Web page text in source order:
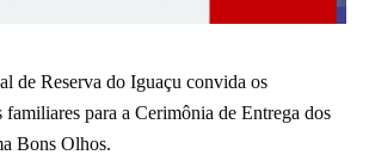
de Reserva do Iguaçu convida os
familiares para a Cerimônia de Entrega dos
Bons Olhos.